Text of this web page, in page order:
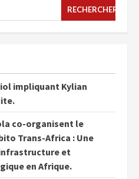
RECHERCHER
impliquant Kylian
co-organisent le
Trans-Africa : Une
et
en Afrique.